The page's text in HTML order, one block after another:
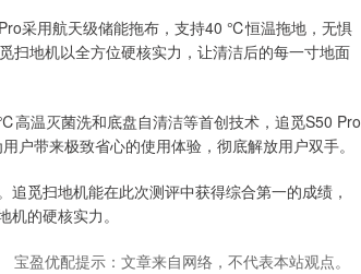
采用航天级储能拖布，支持40 ℃恒温拖地，无惧
扫地机以全方位硬核实力，让清洁后的每一寸地面
温灭菌洗和底盘自清洁等首创技术，追觅S50 Pro
户带来极致省心的使用体验，彻底解放用户双手。
觅扫地机能在此次测评中获得综合第一的成绩，
的硬核实力。
宝盈优配提示：文章来自网络，不代表本站观点。